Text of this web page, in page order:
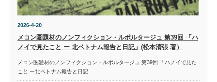
2026-4-20
メコン圏題材のノンフィクション・ルポルタージュ 第39回 「ハ
ノイで見たこと ー 北ベトナム報告と日記」(松本清張 著）
メコン圏題材のノンフィクション・ルポルタージュ 第39回 「ハノイで見た
こと ー北ベトナム報告と日記…